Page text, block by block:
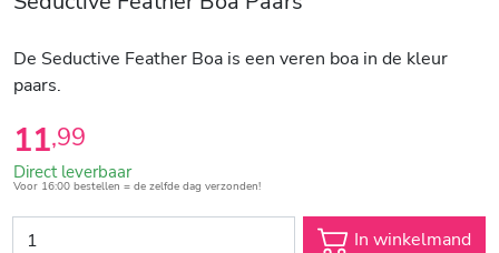
De Seductive Feather Boa is een veren boa in de kleur
paars.
11,99
Direct leverbaar
Voor 16:00 bestellen = de zelfde dag verzonden!
In winkelmand